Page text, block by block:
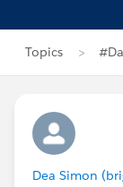
Topics
Dea Simon